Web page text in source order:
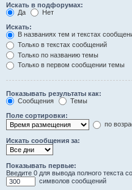
Искать в подфорумах:
Да
Нет
Искать:
В названиях тем и текстах
Только в текстах сообщений
Только по названию темы
Только в первом сообщении темы
Показывать результаты как:
Сообщения
Темы
Поле сортировки:
по
Искать сообщения за:
Показывать первые:
Введите 0 для вывода полного текста
символов сообщений